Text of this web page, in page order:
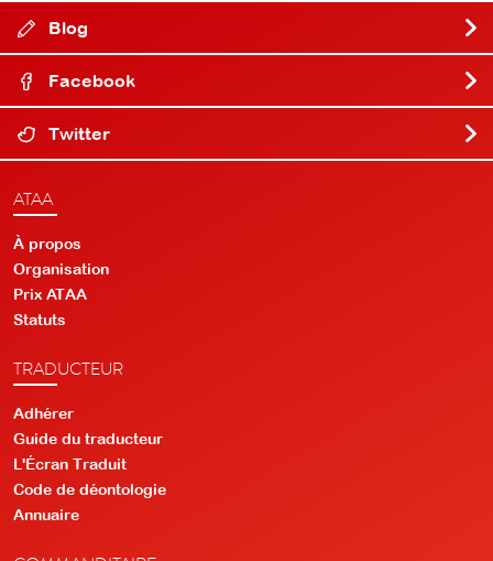
Blog
Facebook
Twitter
ATAA
À propos
Organisation
Prix ATAA
Statuts
TRADUCTEUR
Adhérer
Guide du traducteur
L'Écran Traduit
Code de déontologie
Annuaire